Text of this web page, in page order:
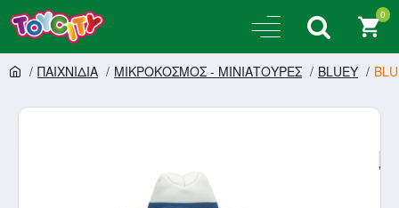
0
ΠΑΙΧΝΙΔΙΑ ΜΙΚΡΟΚΟΣΜΟΣ - ΜΙΝΙΑΤΟΥΡΕΣ BLUEY